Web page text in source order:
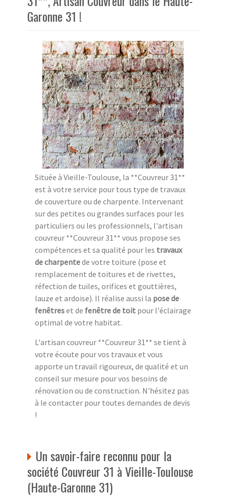
Garonne 31 !
Située à Vieille-Toulouse, la **Couvreur 31**
est à votre service pour tous type de travaux
de couverture ou de charpente. Intervenant
sur des petites ou grandes surfaces pour les
particuliers ou les professionnels, l'artisan
couvreur **Couvreur 31** vous propose ses
compétences et sa qualité pour les travaux
de charpentede votre toiture (pose et
remplacement de toitures et de rivettes,
réfection de tuiles, orifices et gouttières,
lauze et ardoise). Il réalise aussi la pose de
fenêtreset de fenêtre de toit pour l'éclairage
optimal de votre habitat.
L'artisan couvreur **Couvreur 31** se tient à
votre écoute pour vos travaux et vous
apporte un travail rigoureux, de qualité et un
conseil sur mesure pour vos besoins de
rénovation ou de construction. N'hésitez pas
à le contacter pour toutes demandes de devis
!
Un savoir-faire reconnu pour la
société Couvreur 31 à Vieille-Toulouse
(Haute-Garonne 31)